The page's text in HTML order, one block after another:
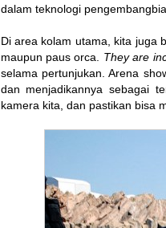
dalam teknologi
Di area kolam utama, kita juga
maupun paus orca. They are
selama pertunjukan. Arena
dan menjadikannya sebagai
kamera kita, dan pastikan bisa